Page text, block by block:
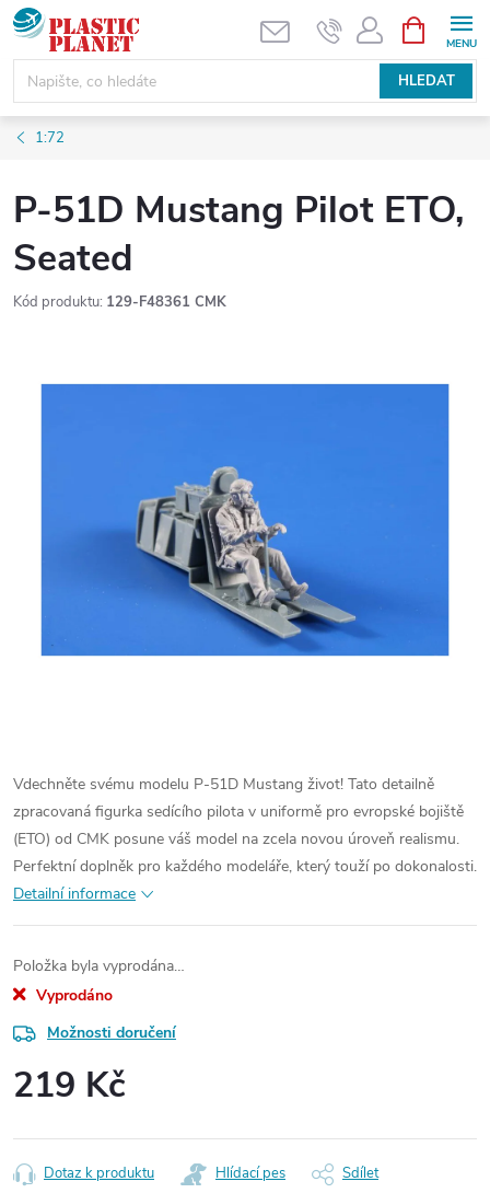
Přejít
na
obsah
HLEDAT
NÁKUPNÍ
KOŠÍK
1:72
P-51D Mustang Pilot ETO,
Seated
Kód produktu: 129-F48361 CMK
Vdechněte svému modelu P-51D Mustang život! Tato detailně
zpracovaná figurka sedícího pilota v uniformě pro evropské bojiště
(ETO) od CMK posune váš model na zcela novou úroveň realismu.
Perfektní doplněk pro každého modeláře, který touží po dokonalosti.
Detailní informace
Položka byla vyprodána…
Vyprodáno
Možnosti doručení
219 Kč
cena:
Dotaz k produktu Hlídací pes Sdílet